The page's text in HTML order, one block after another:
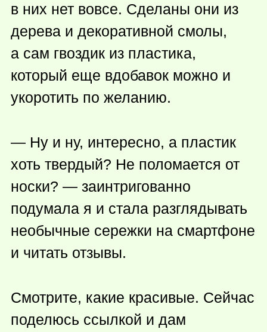
в них нет вовсе. Сделаны они из
дерева и декоративной смолы,
а сам гвоздик из пластика,
который еще вдобавок можно и
укоротить по желанию.
— Ну и ну, интересно, а пластик
хоть твердый? Не поломается от
носки? — заинтригованно
подумала я и стала разглядывать
необычные сережки на смартфоне
и читать отзывы.
Смотрите, какие красивые. Сейчас
поделюсь ссылкой и дам